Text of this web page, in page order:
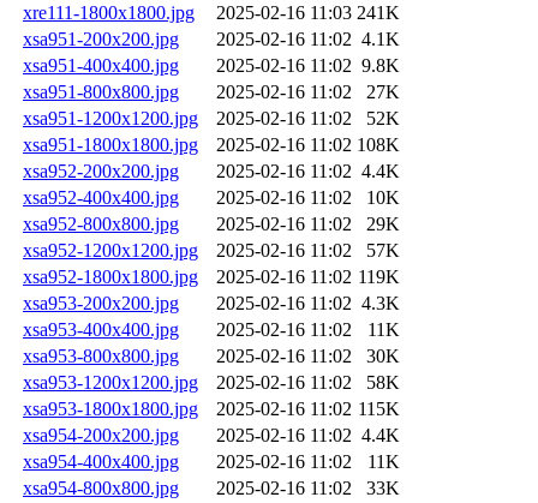
xre111-1800x1800.jpg
2025-02-16 11:03 241K
xsa951-200x200.jpg
2025-02-16 11:02 4.1K
xsa951-400x400.jpg
2025-02-16 11:02 9.8K
xsa951-800x800.jpg
2025-02-16 11:02
27K
xsa951-1200x1200.jpg
2025-02-16 11:02
52K
xsa951-1800x1800.jpg
2025-02-16 11:02 108K
xsa952-200x200.jpg
2025-02-16 11:02 4.4K
xsa952-400x400.jpg
2025-02-16 11:02
10K
xsa952-800x800.jpg
2025-02-16 11:02
29K
xsa952-1200x1200.jpg
2025-02-16 11:02
57K
xsa952-1800x1800.jpg
2025-02-16 11:02 119K
xsa953-200x200.jpg
2025-02-16 11:02 4.3K
xsa953-400x400.jpg
2025-02-16 11:02
11K
xsa953-800x800.jpg
2025-02-16 11:02
30K
xsa953-1200x1200.jpg
2025-02-16 11:02
58K
xsa953-1800x1800.jpg
2025-02-16 11:02 115K
xsa954-200x200.jpg
2025-02-16 11:02 4.4K
xsa954-400x400.jpg
2025-02-16 11:02
11K
xsa954-800x800.jpg
2025-02-16 11:02
33K